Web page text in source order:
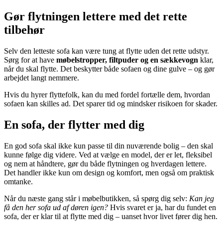
Gør flytningen lettere med det rette
tilbehør
Selv den letteste sofa kan være tung at flytte uden det rette udstyr.
Sørg for at have møbelstropper, filtpuder og en sækkevogn klar,
når du skal flytte. Det beskytter både sofaen og dine gulve – og gør
arbejdet langt nemmere.
Hvis du hyrer flyttefolk, kan du med fordel fortælle dem, hvordan
sofaen kan skilles ad. Det sparer tid og mindsker risikoen for skader.
En sofa, der flytter med dig
En god sofa skal ikke kun passe til din nuværende bolig – den skal
kunne følge dig videre. Ved at vælge en model, der er let, fleksibel
og nem at håndtere, gør du både flytningen og hverdagen lettere.
Det handler ikke kun om design og komfort, men også om praktisk
omtanke.
Når du næste gang står i møbelbutikken, så spørg dig selv: Kan jeg
få den her sofa ud af døren igen? Hvis svaret er ja, har du fundet en
sofa, der er klar til at flytte med dig – uanset hvor livet fører dig hen.